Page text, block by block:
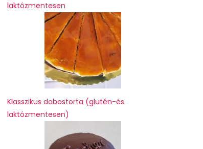
laktózmentesen
Klasszikus dobostorta (glutén-és
laktózmentesen)